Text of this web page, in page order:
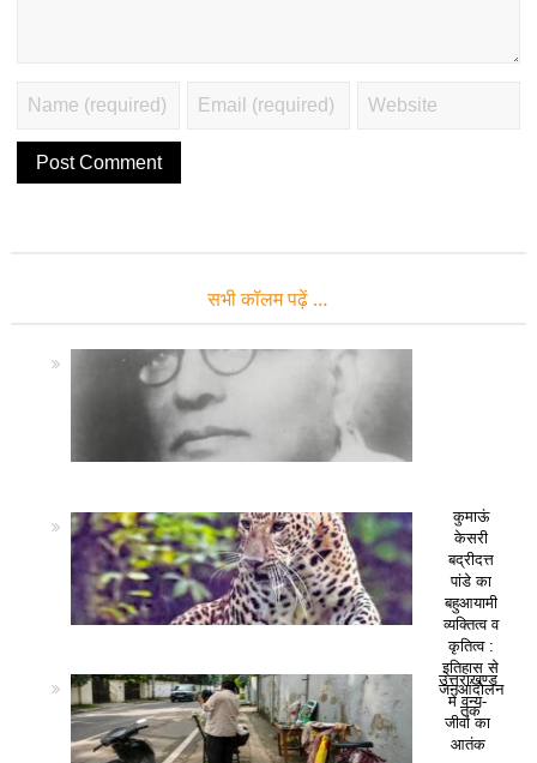
सभी कॉलम पढ़ें …
कुमाऊं
केसरी
बद्रीदत्त
पांडे का
बहुआयामी
व्यक्तित्व व
कृतित्व :
इतिहास से
जनआंदोलन
तक
उत्तराखण्ड
में वन्य-
जीवों का
आतंक